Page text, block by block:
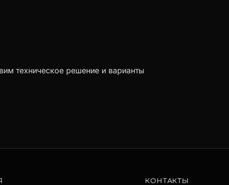
техническое решение и варианты
КОНТАКТЫ